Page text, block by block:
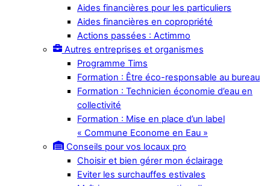
Aides financières pour les particuliers
Aides financières en copropriété
Actions passées : Actimmo
Autres entreprises et organismes
Programme Tims
Formation : Être éco-responsable au bureau
Formation : Technicien économie d’eau en
collectivité
Formation : Mise en place d’un label
« Commune Econome en Eau »
Conseils pour vos locaux pro
Choisir et bien gérer mon éclairage
Eviter les surchauffes estivales